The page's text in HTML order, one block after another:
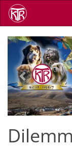
Direkt
zum
Inhalt
Previous